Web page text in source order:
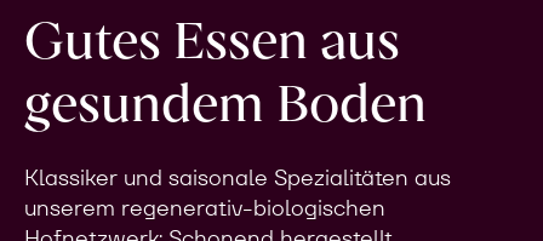
Gutes Essen aus
gesundem Boden
Klassiker und saisonale Spezialitäten aus
unserem regenerativ-biologischen